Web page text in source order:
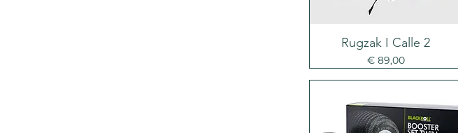
Rugzak I Calle 2
Prijs
€ 89,00